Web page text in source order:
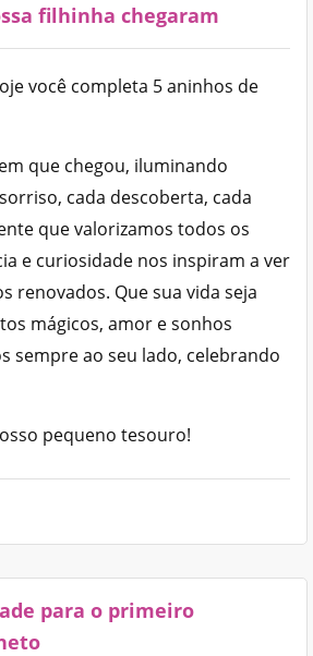
filhinha chegaram
você completa 5 aninhos de
que chegou, iluminando
cada descoberta, cada
que valorizamos todos os
e curiosidade nos inspiram a ver
renovados. Que sua vida seja
mágicos, amor e sonhos
sempre ao seu lado, celebrando
pequeno tesouro!
para o primeiro